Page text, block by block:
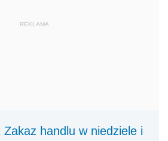
REKLAMA
Zakaz handlu w niedziele i